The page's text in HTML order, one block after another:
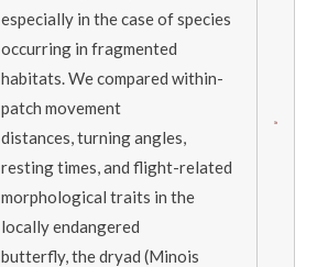
especially in the case of species
occurring in fragmented
habitats. We compared within-
patch movement
distances, turning angles,
resting times, and flight-related
morphological traits in the
locally endangered
butterfly, the dryad (Minois